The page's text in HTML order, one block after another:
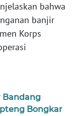
bahwa
banjir
Korps
Bandang
Bongkar